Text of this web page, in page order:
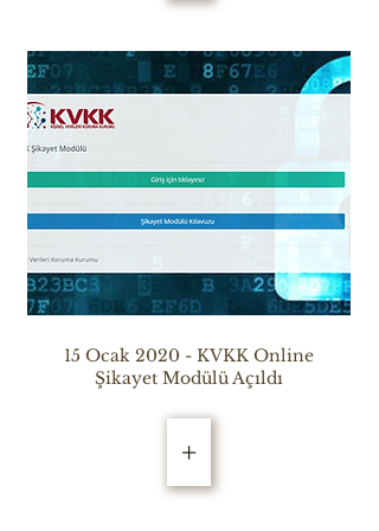
15 Ocak 2020 - KVKK Online
Şikayet Modülü Açıldı
+